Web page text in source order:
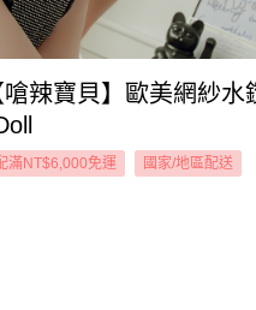
辣寶貝】歐美網紗水
滿NT$6,000免運 國家/地區配送